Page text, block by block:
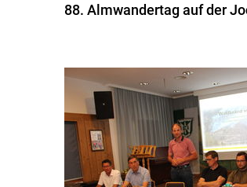
88. Almwandertag auf der